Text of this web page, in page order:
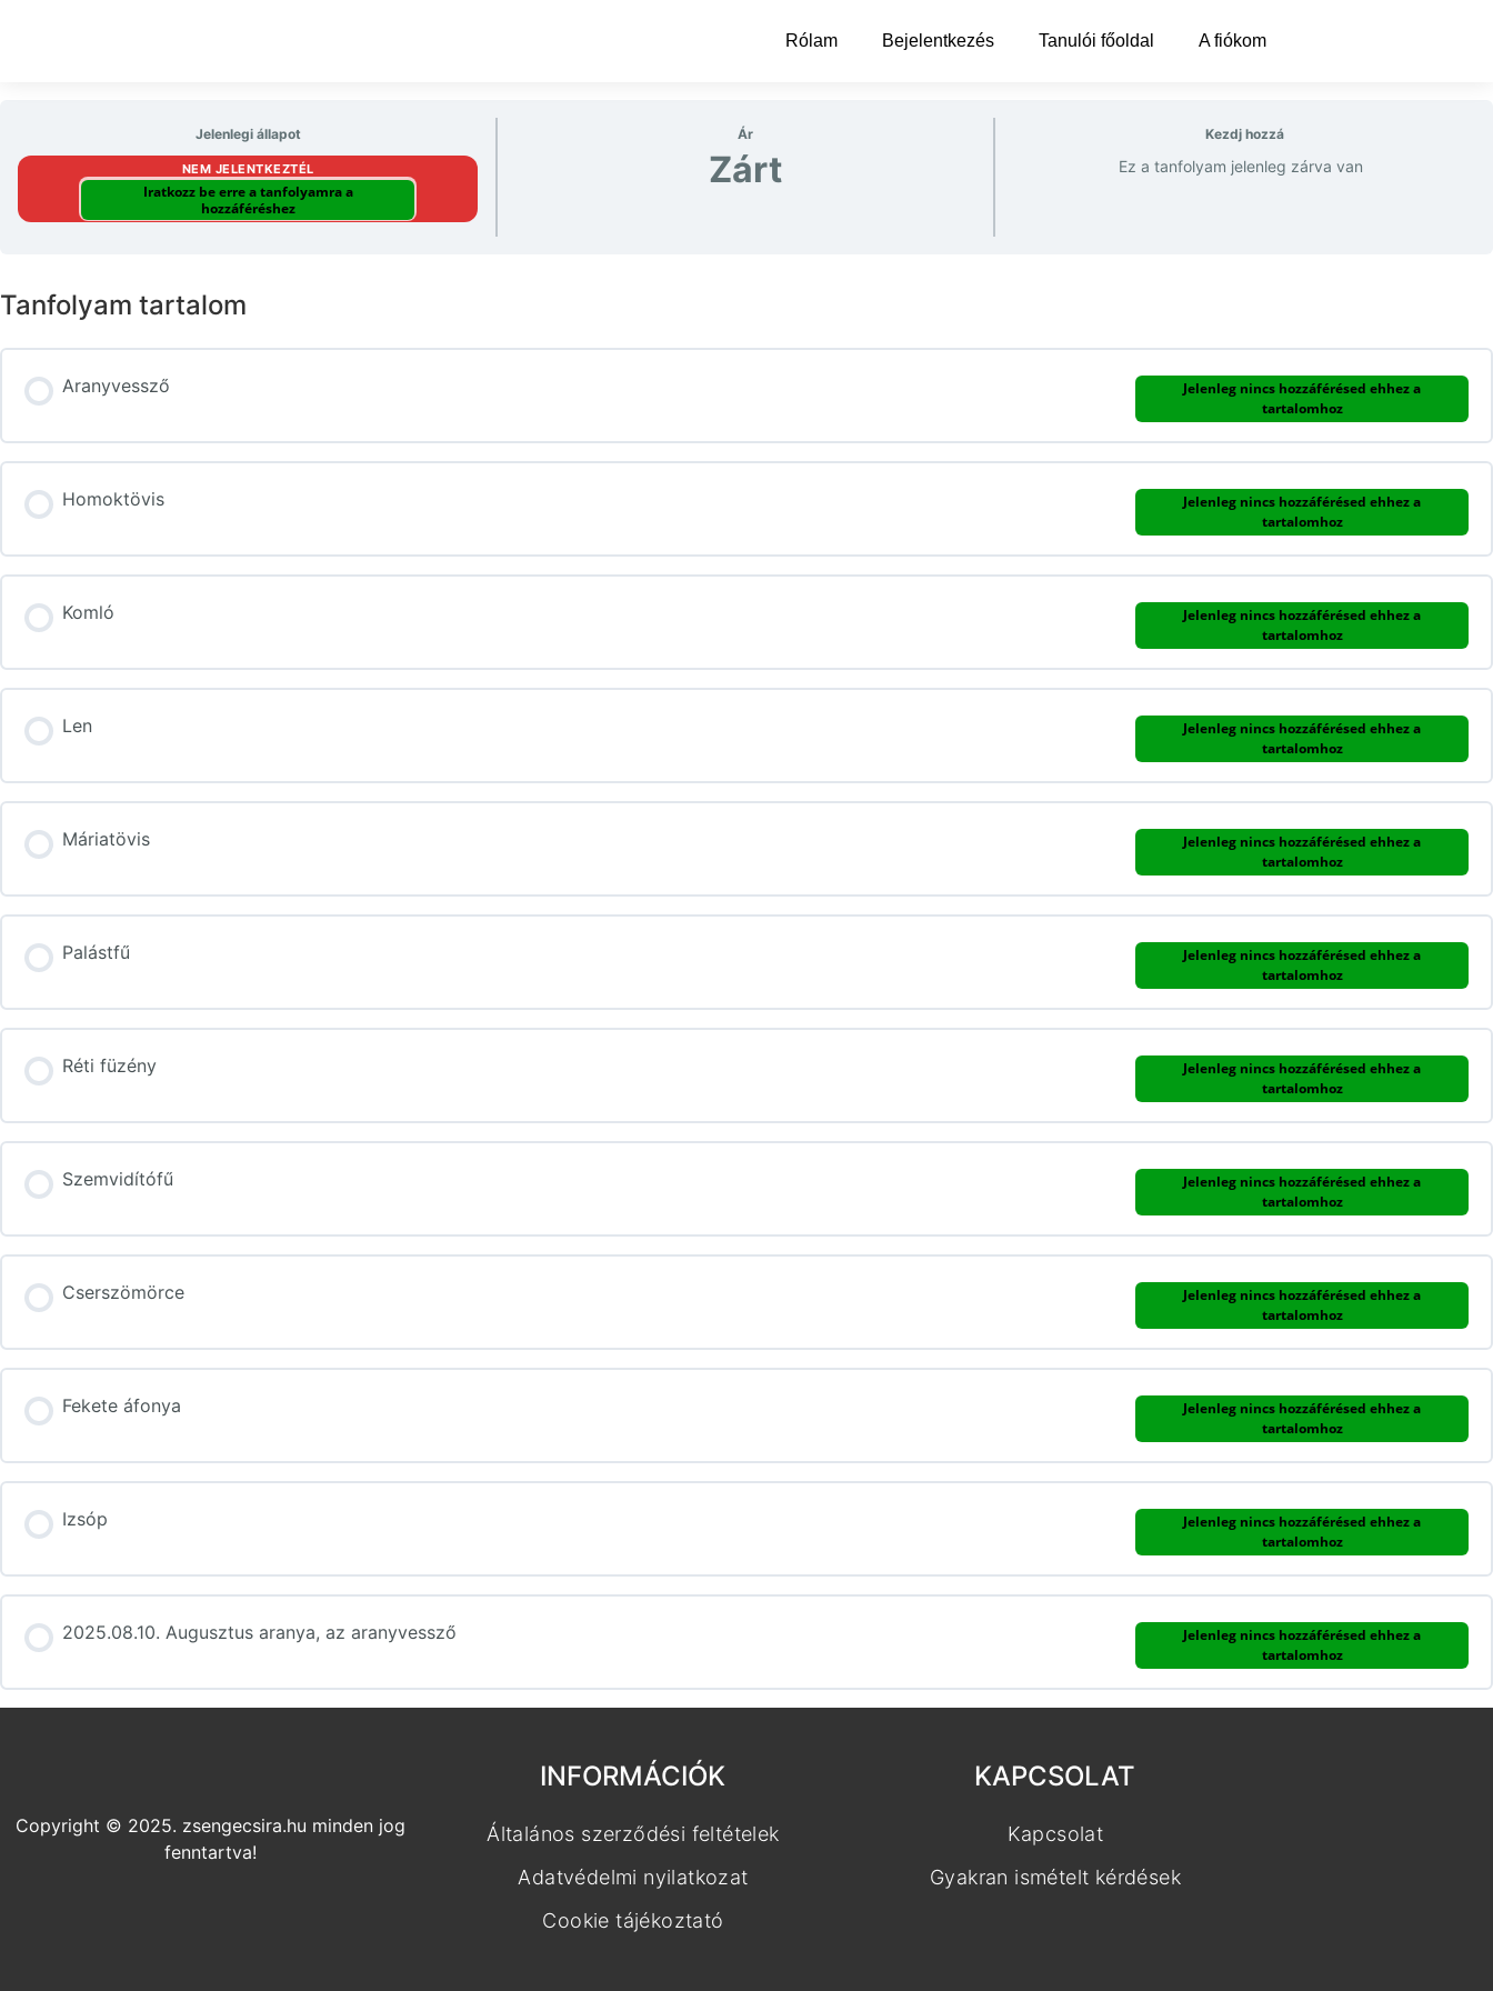
Rólam Bejelentkezés Tanulói főoldal A fiókom
Jelenlegi állapot
NEM JELENTKEZTÉL
Iratkozz be erre a tanfolyamra a
hozzáféréshez
Ár
Zárt
Kezdj hozzá
Ez a tanfolyam jelenleg zárva van
Tanfolyam tartalom
Aranyvessző
Jelenleg nincs hozzáférésed ehhez a
tartalomhoz
Homoktövis
Jelenleg nincs hozzáférésed ehhez a
tartalomhoz
Komló
Jelenleg nincs hozzáférésed ehhez a
tartalomhoz
Len
Jelenleg nincs hozzáférésed ehhez a
tartalomhoz
Máriatövis
Jelenleg nincs hozzáférésed ehhez a
tartalomhoz
Palástfű
Jelenleg nincs hozzáférésed ehhez a
tartalomhoz
Réti füzény
Jelenleg nincs hozzáférésed ehhez a
tartalomhoz
Szemvidítófű
Jelenleg nincs hozzáférésed ehhez a
tartalomhoz
Cserszömörce
Jelenleg nincs hozzáférésed ehhez a
tartalomhoz
Fekete áfonya
Jelenleg nincs hozzáférésed ehhez a
tartalomhoz
Izsóp
Jelenleg nincs hozzáférésed ehhez a
tartalomhoz
2025.08.10. Augusztus aranya, az aranyvessző
Jelenleg nincs hozzáférésed ehhez a
tartalomhoz
Copyright © 2025. zsengecsira.hu minden jog
fenntartva!
INFORMÁCIÓK
Általános szerződési feltételek
Adatvédelmi nyilatkozat
Cookie tájékoztató
KAPCSOLAT
Kapcsolat
Gyakran ismételt kérdések